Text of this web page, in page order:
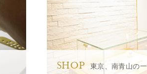
SHOP 東京、南青山の